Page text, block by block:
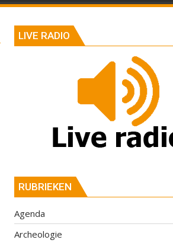
LIVE RADIO
RUBRIEKEN
Agenda
Archeologie